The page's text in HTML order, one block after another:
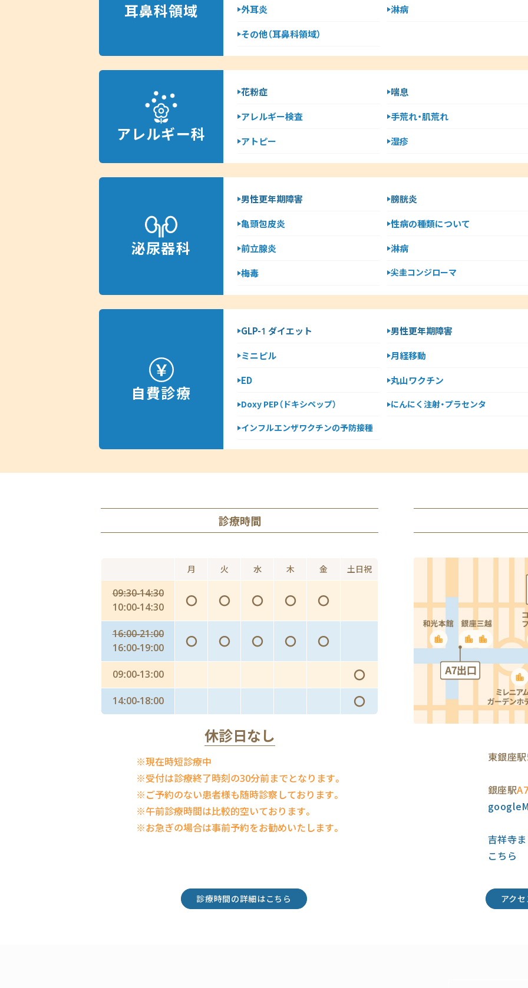
耳鼻科領域
外耳炎
淋病
その他（耳鼻科領域）
アレルギー科
花粉症
喘息
アレルギー検査
手荒れ・肌荒れ
アトピー
湿疹
泌尿器科
男性更年期障害
膀胱炎
亀頭包皮炎
性病の種類について
前立腺炎
淋病
梅毒
尖圭コンジローマ
自費診療
GLP-1 ダイエット
男性更年期障害
ミニピル
月経移動
ED
丸山ワクチン
Doxy PEP（ドキシペップ）
にんにく注射・プラセンタ
インフルエンザワクチンの予防接種
診療時間
月 火 水 木 金 土日祝
09:30-14:30
10:00-14:30
〇 〇 〇 〇 〇
16:00-21:00
16:00-19:00
〇 〇 〇 〇 〇
09:00-13:00 〇
14:00-18:00 〇
休診日なし
※現在時短診療中
※受付は診療終了時刻の30分前までとなります。
※ご予約のない患者様も随時診察しております。
※午前診療時間は比較的空いております。
※お急ぎの場合は事前予約をお勧めいたします。
東銀座駅
銀座駅
吉祥寺
こちら
診療時間の詳細はこちら アク